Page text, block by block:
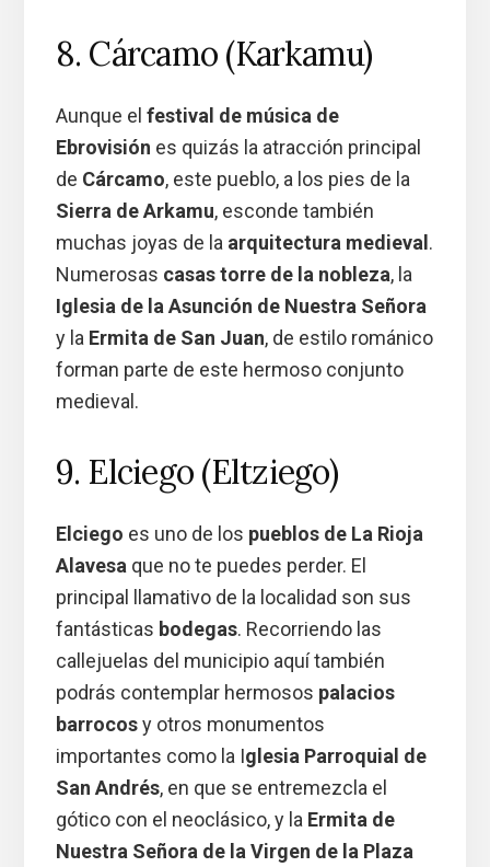
8. Cárcamo (Karkamu)
Aunque el festival de música de
Ebrovisión es quizás la atracción principal
de Cárcamo, este pueblo, a los pies de la
Sierra de Arkamu, esconde también
muchas joyas de la arquitectura medieval .
Numerosas casas torre de la nobleza, la
Iglesia de la Asunción de Nuestra Señora
y la Ermita de San Juan, de estilo románico
forman parte de este hermoso conjunto
medieval.
9. Elciego (Eltziego)
Elciego es uno de los pueblos de La Rioja
Alavesaque no te puedes perder. El
principal llamativo de la localidad son sus
fantásticas bodegas. Recorriendo las
callejuelas del municipio aquí también
podrás contemplar hermosos palacios
barrocosy otros monumentos
importantes como la Iglesia Parroquial de
San Andrés, en que se entremezcla el
gótico con el neoclásico, y la Ermita de
Nuestra Señora de la Virgen de la Plaza